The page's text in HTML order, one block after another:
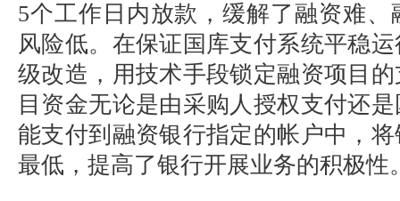
5个工作日内放款，缓解了融资难
风险低。在保证国库支付系统平稳
级改造，用技术手段锁定融资项目
目资金无论是由采购人授权支付还
能支付到融资银行指定的帐户中，
最低，提高了银行开展业务的积极性